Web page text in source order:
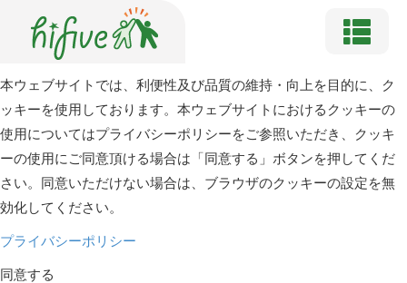
本ウェブサイトでは、利便性及び品質の維持・向上を目的に、ク
ッキーを使用しております。本ウェブサイトにおけるクッキーの
使用についてはプライバシーポリシーをご参照いただき、クッキ
ーの使用にご同意頂ける場合は「同意する」ボタンを押してくだ
さい。同意いただけない場合は、ブラウザのクッキーの設定を無
効化してください。
プライバシーポリシー
同意する